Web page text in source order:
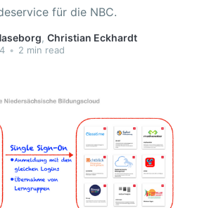
für die NBC.
, Christian Eckhardt
• 2 min read